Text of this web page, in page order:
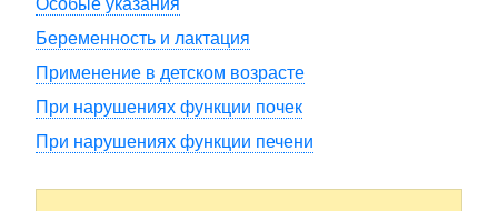
Особые указания
Беременность и лактация
Применение в детском возрасте
При нарушениях функции почек
При нарушениях функции печени